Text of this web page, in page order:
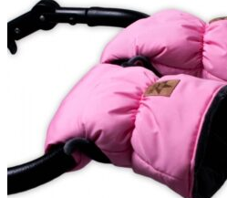
has
multiple
variants.
The
chosen
the
product
page